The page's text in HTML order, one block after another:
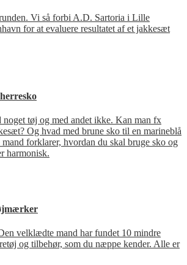
Vi så forbi A.D. Sartoria i Lille
for at evaluere resultatet af et jakkesæt
noget tøj og med andet ikke. Kan man fx
Og hvad med brune sko til en marineblå
forklarer, hvordan du skal bruge sko og
harmonisk.
velklædte mand har fundet 10 mindre
og tilbehør, som du næppe kender. Alle er